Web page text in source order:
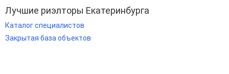
Лучшие риэлторы Екатеринбурга
Каталог специалистов
Закрытая база объектов